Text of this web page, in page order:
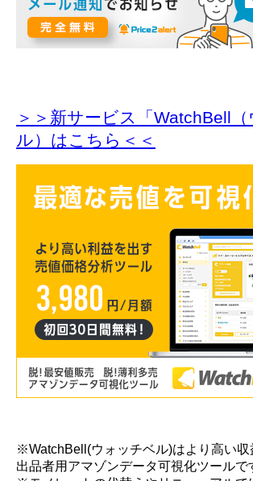
＞＞新サービス「WatchBell
ル）はこちら＜＜
※WatchBell(ウォッチベル)はより高い収
出品者用アマゾンデータ可視化ツールで